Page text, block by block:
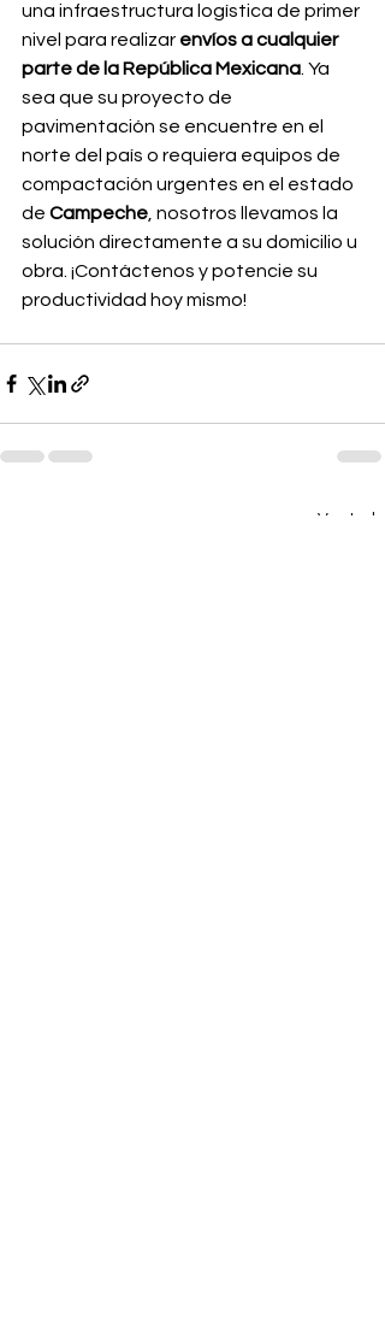
una infraestructura logística de primer
nivel para realizar envíos a cualquier
parte de la República Mexicana . Ya
sea que su proyecto de
pavimentación se encuentre en el
norte del país o requiera equipos de
compactación urgentes en el estado
de Campeche , nosotros llevamos la
solución directamente a su domicilio u
obra. ¡Contáctenos y potencie su
productividad hoy mismo!
Ver todo